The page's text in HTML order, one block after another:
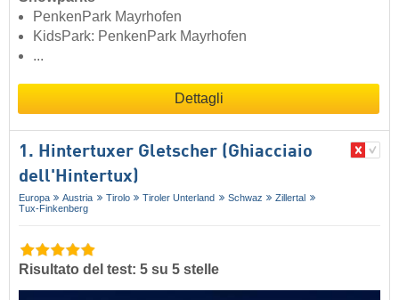
PenkenPark Mayrhofen
KidsPark: PenkenPark Mayrhofen
...
Dettagli
1. Hintertuxer Gletscher (Ghiacciaio
dell'Hintertux)
Europa Austria Tirolo Tiroler Unterland Schwaz
Zillertal
Tux-Finkenberg
Risultato del test: 5 su 5 stelle